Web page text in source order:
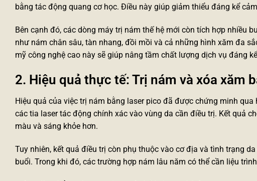
bằng tác động quang cơ học. Điều này giúp giảm thiểu đáng kể
Bên cạnh đó, các dòng máy trị nám thế hệ mới còn tích hợp nhiều
như nám chân sâu, tàn nhang, đồi mồi và cả những hình xăm đa
mỹ công nghệ cao này sẽ giúp nâng tầm chất lượng dịch vụ đáng
2. Hiệu quả thực tế: Trị nám và xóa xăm
Hiệu quả của việc trị nám bằng laser pico đã được chứng minh
các tia laser tác động chính xác vào vùng da cần điều trị. Kết quả
màu và sáng khỏe hơn.
Tuy nhiên, kết quả điều trị còn phụ thuộc vào cơ địa và tình trạng
buổi. Trong khi đó, các trường hợp nám lâu năm có thể cần liệu